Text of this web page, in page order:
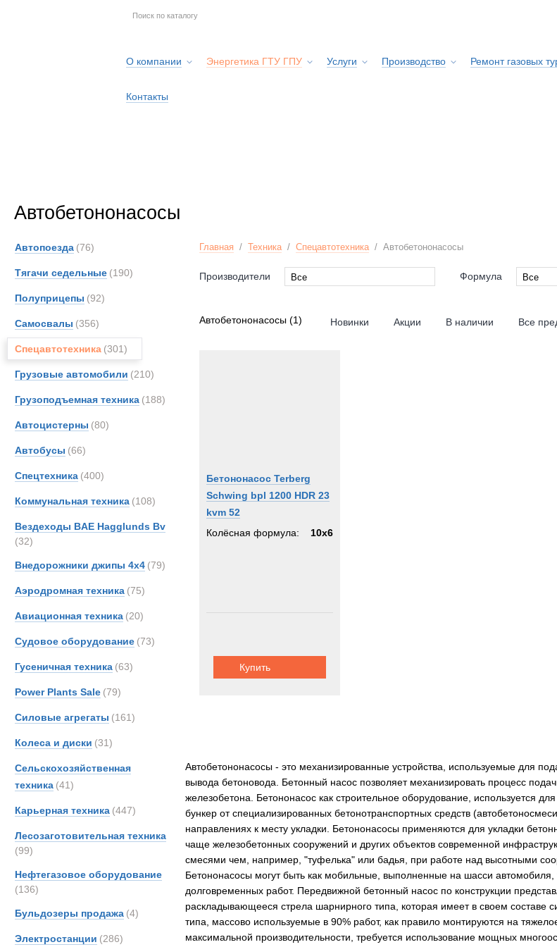
О компании Энергетика ГТУ ГПУ Услуги Производство Ремонт газовых
Контакты
Автобетононасосы
Автопоезда (76)
Тягачи седельные (190)
Полуприцепы (92)
Самосвалы (356)
Спецавтотехника (301)
Грузовые автомобили (210)
Грузоподъемная техника (188)
Автоцистерны (80)
Автобусы (66)
Спецтехника (400)
Коммунальная техника (108)
Вездеходы BAE Hagglunds Bv
(32)
Внедорожники джипы 4х4 (79)
Аэродромная техника (75)
Авиационная техника (20)
Судовое оборудование (73)
Гусеничная техника (63)
Power Plants Sale (79)
Силовые агрегаты (161)
Колеса и диски (31)
Сельскохозяйственная
техника (41)
Карьерная техника (447)
Лесозаготовительная техника
(99)
Нефтегазовое оборудование
(136)
Бульдозеры продажа (4)
Электростанции (286)
Главная / Техника/ Спецавтотехника/ Автобетононасосы
Производители
Все
Military
Формула
Все
Автобетононасосы (1) Новинки Акции В наличии Все
Бетононасос Terberg
Schwing bpl 1200 HDR 23
kvm 52
Колёсная формула:
10x6
Купить
Автобетононасосы - это механизированные устройства, используемые для
вывода бетоновода. Бетонный насос позволяет механизировать процесс
железобетона. Бетононасос как строительное оборудование,
бункер от специализированных бетонотранспортных средств
направлениях к месту укладки. Бетононасосы применяются для укладки
чаще железобетонных сооружений и других объектов современной
смесями чем, например, "туфелька" или бадья, при работе над высотными
Бетононасосы могут быть как мобильные, выполненные на шасси
долговременных работ. Передвижной бетонный насос по конструкции
раскладывающееся стрела шарнирного типа, которая имеет в своем составе
типа, массово используемые в 90% работ, как правило монтируются на
максимальной производительности, требуется использование мощных